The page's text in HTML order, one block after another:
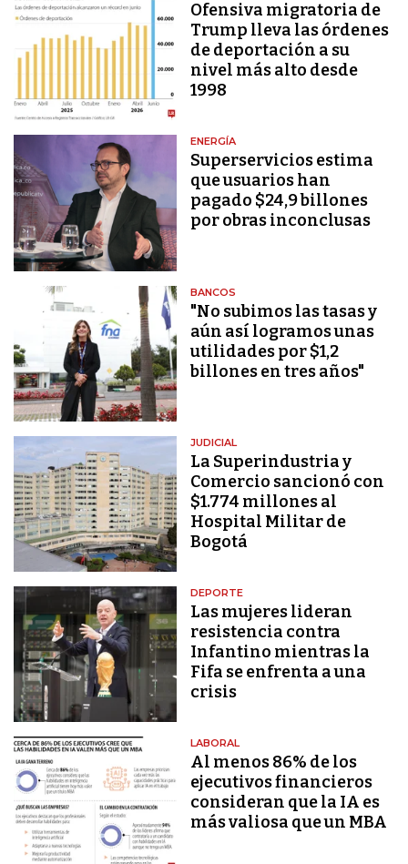
Ofensiva migratoria de
Trump lleva las órdenes
de deportación a su
nivel más alto desde
1998
ENERGÍA
Superservicios estima
que usuarios han
pagado $24,9 billones
por obras inconclusas
BANCOS
"No subimos las tasas y
aún así logramos unas
utilidades por $1,2
billones en tres años"
JUDICIAL
La Superindustria y
Comercio sancionó con
$1.774 millones al
Hospital Militar de
Bogotá
DEPORTE
Las mujeres lideran
resistencia contra
Infantino mientras la
Fifa se enfrenta a una
crisis
LABORAL
Al menos 86% de los
ejecutivos financieros
consideran que la IA es
más valiosa que un MBA